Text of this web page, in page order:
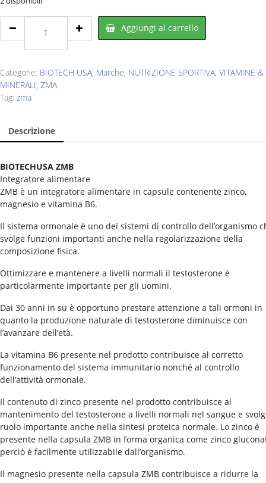
60
quantity
Aggiungi al carrello
Categorie: BIOTECH USA, Marche, NUTRIZIONE SPORTIVA, VITAMINE &
MINERALI, ZMA
Tag: zma
Descrizione
BIOTECHUSA ZMB
Integratore alimentare
ZMB è un integratore alimentare in capsule contenente zinco,
magnesio e vitamina B6.
Il sistema ormonale è uno dei sistemi di controllo dell’organismo
svolge funzioni importanti anche nella regolarizzazione della
composizione fisica.
Ottimizzare e mantenere a livelli normali il testosterone è
particolarmente importante per gli uomini.
Dai 30 anni in su è opportuno prestare attenzione a tali ormoni in
quanto la produzione naturale di testosterone diminuisce con
l’avanzare dell’età.
La vitamina B6 presente nel prodotto contribuisce al corretto
funzionamento del sistema immunitario nonché al controllo
dell’attività ormonale.
Il contenuto di zinco presente nel prodotto contribuisce al
mantenimento del testosterone a livelli normali nel sangue e
ruolo importante anche nella sintesi proteica normale. Lo zinco è
presente nella capsula ZMB in forma organica come zinco
perciò è facilmente utilizzabile dall’organismo.
Il magnesio presente nella capsula ZMB contribuisce a ridurre la